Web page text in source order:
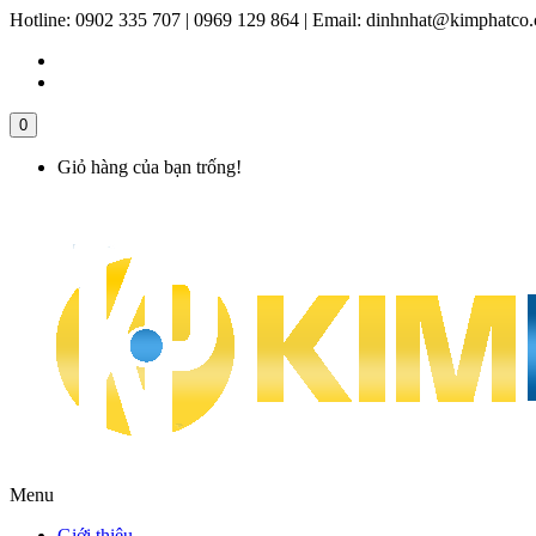
Hotline: 0902 335 707 | 0969 129 864 | Email:
0
Giỏ hàng của bạn trống!
Menu